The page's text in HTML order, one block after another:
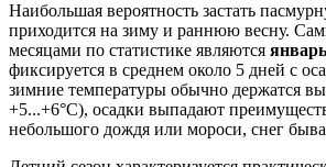
Наибольшая вероятность застать
приходится на зиму и раннюю весну.
месяцами по статистике являются январь
фиксируется в среднем около 5 дней с
зимние температуры обычно держатся
+5...+6°C), осадки выпадают
небольшого дождя или мороси, снег